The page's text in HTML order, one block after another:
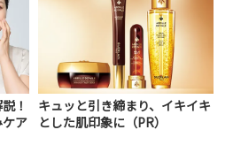
！
ア
キュッと引き締まり、イキイキ
とした肌印象に（PR）